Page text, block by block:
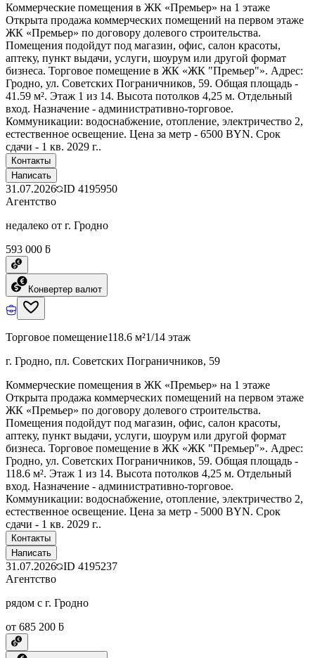
Коммерческие помещения в ЖК «Премьер» на 1 этаже
Открыта продажа коммерческих помещений на первом этаже
ЖК «Премьер» по договору долевого строительства.
Помещения подойдут под магазин, офис, салон красоты,
аптеку, пункт выдачи, услуги, шоурум или другой формат
бизнеса. Торговое помещение в ЖК «ЖК "Премьер"». Адрес:
Гродно, ул. Советских Пограничников, 59. Общая площадь -
41.59 м². Этаж 1 из 14. Высота потолков 4,25 м. Отдельный
вход. Назначение - административно-торговое.
Коммуникации: водоснабжение, отопление, электричество 2,
естественное освещение. Цена за метр - 6500 BYN. Срок
сдачи - 1 кв. 2029 г..
Контакты
Написать
31.07.2026 ID 4195950
Агентство
недалеко от г. Гродно
593 000 ƃ
Конвертер валют
Торговое помещение118.6 м²1/14 этаж
г. Гродно, пл. Советских Пограничников, 59
Коммерческие помещения в ЖК «Премьер» на 1 этаже
Открыта продажа коммерческих помещений на первом этаже
ЖК «Премьер» по договору долевого строительства.
Помещения подойдут под магазин, офис, салон красоты,
аптеку, пункт выдачи, услуги, шоурум или другой формат
бизнеса. Торговое помещение в ЖК «ЖК "Премьер"». Адрес:
Гродно, ул. Советских Пограничников, 59. Общая площадь -
118.6 м². Этаж 1 из 14. Высота потолков 4,25 м. Отдельный
вход. Назначение - административно-торговое.
Коммуникации: водоснабжение, отопление, электричество 2,
естественное освещение. Цена за метр - 5000 BYN. Срок
сдачи - 1 кв. 2029 г..
Контакты
Написать
31.07.2026 ID 4195237
Агентство
рядом с г. Гродно
от 685 200 ƃ